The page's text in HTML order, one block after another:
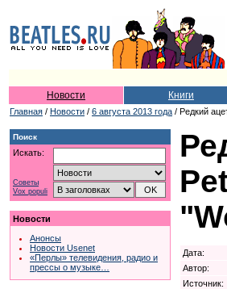
Новости Книги
Главная / Новости / 6 августа 2013 года / Редкий
Поиск
Искать:
Советы
Vox populi
Новости
Анонсы
Новости Usenet
«Перлы» телевидения, радио и
прессы о музыке…
Дата:
Автор:
Источник: